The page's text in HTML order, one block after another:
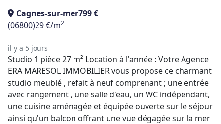
Cagnes-sur-mer799 €
(06800)29 €/m2
il y a 5 jours
Studio 1 pièce 27 m² Location à l'année : Votre Agence
ERA MARESOL IMMOBILIER vous propose ce charmant
studio meublé , refait à neuf comprenant ; une entrée
avec rangement , une salle d'eau, un WC indépendant,
une cuisine aménagée et équipée ouverte sur le séjour
ainsi qu'un balcon offrant une vue dégagée sur la mer